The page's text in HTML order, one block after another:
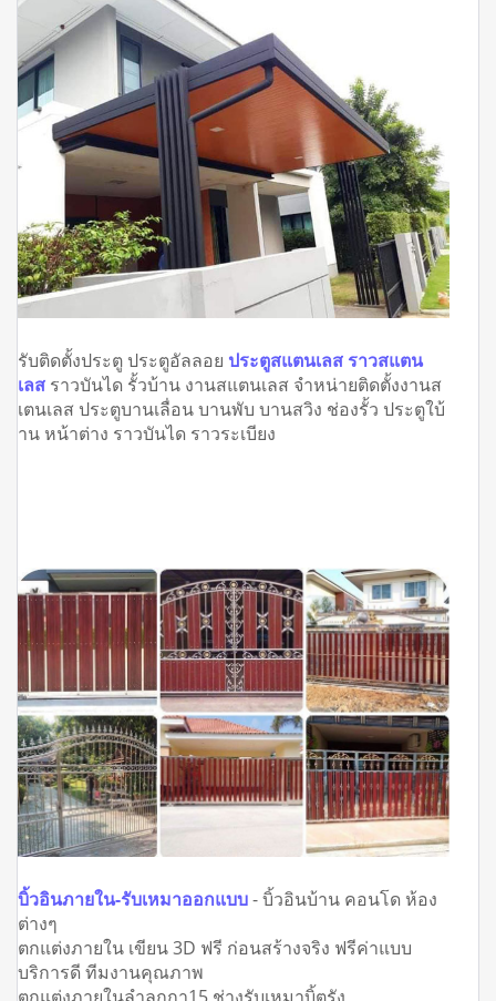
รับติดตั้งประตู ประตูอัลลอย ประตูสแตนเลส ราวสแตน
เลส ราวบันได รั้วบ้าน งานสแตนเลส จำหน่ายติดตั้งงานส
เตนเลส ประตูบานเลื่อน บานพับ บานสวิง ช่องรั้ว ประตูใบ้
าน หน้าต่าง ราวบันได ราวระเบียง
บิ้วอินภายใน-รับเหมาออกแบบ- บิ้วอินบ้าน คอนโด ห้อง
ต่างๆ
ตกแต่งภายใน เขียน 3D ฟรี ก่อนสร้างจริง ฟรีค่าแบบ
บริการดี ทีมงานคุณภาพ